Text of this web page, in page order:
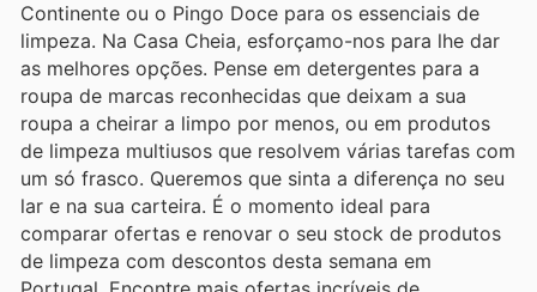
Continente ou o Pingo Doce para os essenciais de
limpeza. Na Casa Cheia, esforçamo-nos para lhe dar
as melhores opções. Pense em detergentes para a
roupa de marcas reconhecidas que deixam a sua
roupa a cheirar a limpo por menos, ou em produtos
de limpeza multiusos que resolvem várias tarefas com
um só frasco. Queremos que sinta a diferença no seu
lar e na sua carteira. É o momento ideal para
comparar ofertas e renovar o seu stock de produtos
de limpeza com descontos desta semana em